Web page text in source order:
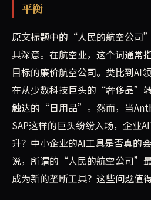
平衡
原文标题中的“人民的航空公
具深意。在航空业，这个词通常
目标的廉价航空公司。类比到AI
在从少数科技巨头的“奢侈品”
触达的“日用品”。然而，当
SAP这样的巨头纷纷入场，企业
升？中小企业的AI工具是否真的
说，所谓的“人民的航空公司”最
成为新的垄断工具？这些问题值